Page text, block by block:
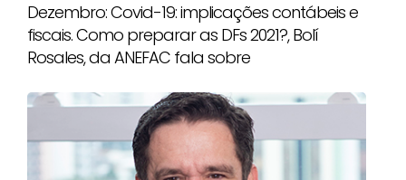
Dezembro: Covid-19: implicações contábeis e
fiscais. Como preparar as DFs 2021?, Bolí
Rosales, da ANEFAC fala sobre